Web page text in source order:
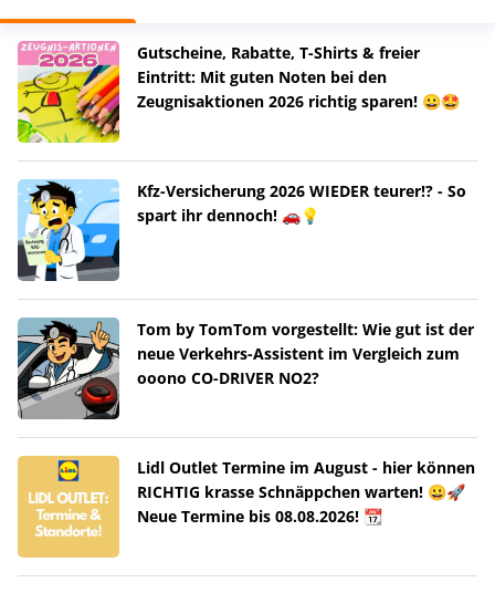
Gutscheine, Rabatte, T-Shirts & freier
Eintritt: Mit guten Noten bei den
Zeugnisaktionen 2026 richtig sparen! 😀🤩
Kfz-Versicherung 2026 WIEDER teurer!? - So
spart ihr dennoch! 🚗💡
Tom by TomTom vorgestellt: Wie gut ist der
neue Verkehrs-Assistent im Vergleich zum
ooono CO-DRIVER NO2?
Lidl Outlet Termine im August - hier können
RICHTIG krasse Schnäppchen warten! 😀🚀
Neue Termine bis 08.08.2026! 📆